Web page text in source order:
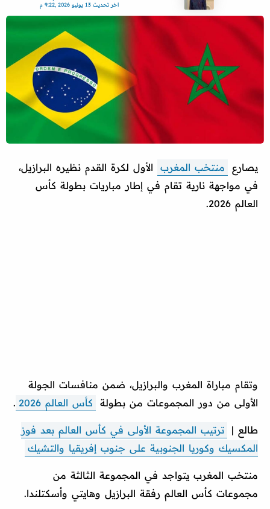
اخر تحديث13 يونيو 2026 ,9:22 م
يصارع منتخب المغرب
الأول لكرة القدم نظيره البرازيل،
في مواجهة نارية تقام في إطار مباريات بطولة كأس
العالم 2026.
وتقام مباراة المغرب والبرازيل، ضمن منافسات الجولة
الأولى من دور المجموعات من بطولة
كأس العالم 2026 .
طالع |
ترتيب المجموعة الأولى في كأس العالم بعد فوز
المكسيك وكوريا الجنوبية على جنوب إفريقيا والتشيك
منتخب المغرب يتواجد في المجموعة الثالثة من
مجموعات كأس العالم رفقة البرازيل وهايتي وأسكتلندا.